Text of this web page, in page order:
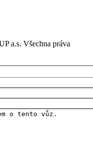
a.s. Všechna práva